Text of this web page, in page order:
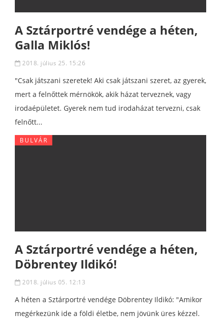
A Sztárportré vendége a héten,
Galla Miklós!
2018. július 25. 15:26
"Csak játszani szeretek! Aki csak játszani szeret, az gyerek,
mert a felnőttek mérnökök, akik házat terveznek, vagy
irodaépületet. Gyerek nem tud irodaházat tervezni, csak
felnőtt...
BULVÁR
A Sztárportré vendége a héten,
Döbrentey Ildikó!
2018. július 05. 12:13
A héten a Sztárportré vendége Döbrentey Ildikó: "Amikor
megérkezünk ide a földi életbe, nem jövünk üres kézzel.